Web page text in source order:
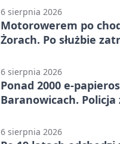
6 sierpnia 2026
Motorowerem po
Żorach. Po służbie
6 sierpnia 2026
Ponad 2000 e-
Baranowicach. Policja
6 sierpnia 2026